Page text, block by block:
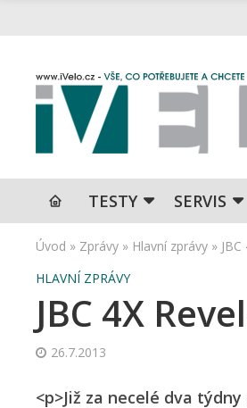
TESTY SERVIS
Úvod » Zprávy » Hlavní zprávy »
HLAVNÍ ZPRÁVY
JBC 4X
26.7.2013
<p>Již za necelé dva